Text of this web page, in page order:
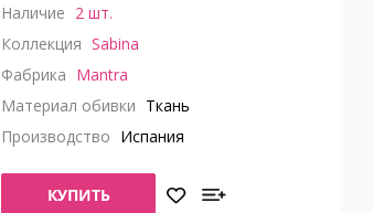
Наличие 2 шт.
Коллекция Sabina
Фабрика Mantra
Материал обивки Ткань
Производство Испания
КУПИТЬ